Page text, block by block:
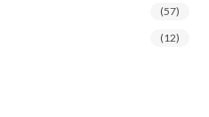
(57)
(12)